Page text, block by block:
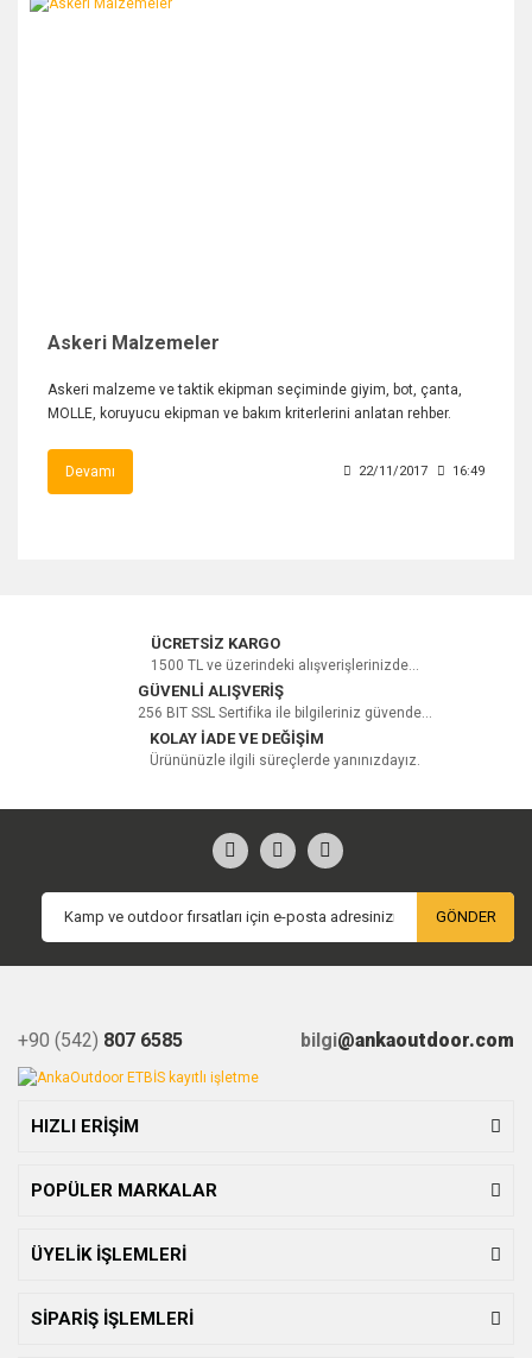
Askeri Malzemeler
Askeri malzeme ve taktik ekipman seçiminde giyim, bot, çanta,
MOLLE, koruyucu ekipman ve bakım kriterlerini anlatan rehber.
Devamı 22/11/2017 16:49
ÜCRETSİZ KARGO
1500 TL ve üzerindeki alışverişlerinizde...
GÜVENLİ ALIŞVERİŞ
256 BIT SSL Sertifika ile bilgileriniz güvende...
KOLAY İADE VE DEĞİŞİM
Ürününüzle ilgili süreçlerde yanınızdayız.
GÖNDER
+90 (542) 807 6585 bilgi@ankaoutdoor.com
HIZLI ERİŞİM
POPÜLER MARKALAR
ÜYELİK İŞLEMLERİ
SİPARİŞ İŞLEMLERİ